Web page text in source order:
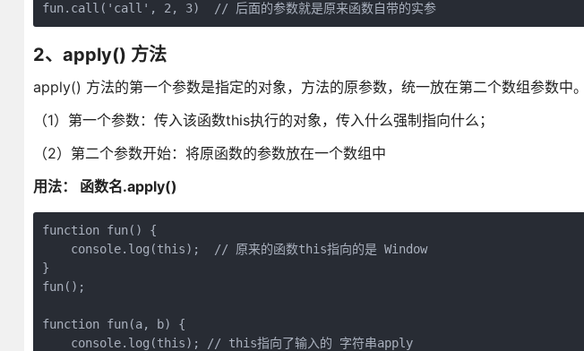
fun.call('call', 2, 3)  // 后面的参数就是原来函数自带的实参
2、apply() 方法
apply() 方法的第一个参数是指定的对象，方法的原参数，统一放在第二个数组参数中。
（1）第一个参数：传入该函数this执行的对象，传入什么强制指向什么；
（2）第二个参数开始：将原函数的参数放在一个数组中
用法： 函数名.apply()
function fun() {
    console.log(this);  // 原来的函数this指向的是 Window
}
fun();
function fun(a, b) {
    console.log(this); // this指向了输入的 字符串apply